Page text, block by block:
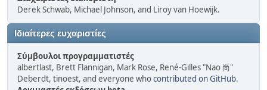
Derek Schwab, Michael Johnson, and Liroy van Hoewijk.
Ιδιαίτερες ευχαριστίες
Σύμβουλοι προγραμματιστές
albertlast, Brett Flannigan, Mark Rose, René-Gilles "Nao 尚"
Deberdt, tinoest, and everyone whocontributed on GitHub.